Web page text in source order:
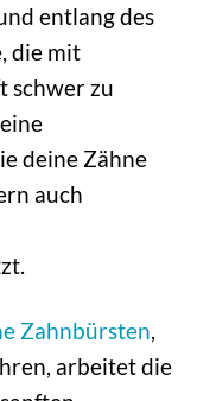
entlang des
die mit
schwer zu
deine Zähne
auch
Zahnbürsten
arbeitet die